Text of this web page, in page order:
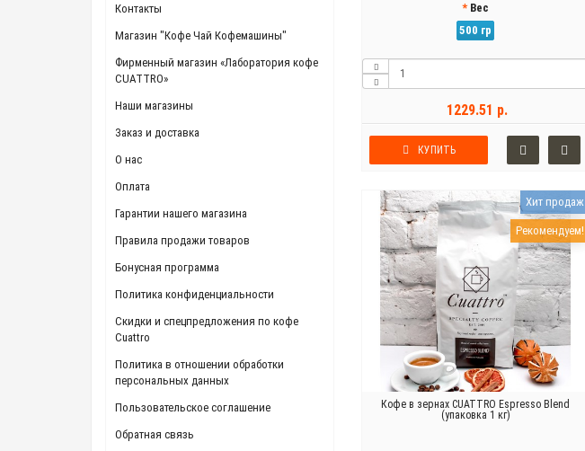
Контакты
Магазин "Кофе Чай Кофемашины"
Фирменный магазин «Лаборатория кофе
CUATTRO»
Наши магазины
Заказ и доставка
О нас
Оплата
Гарантии нашего магазина
Правила продажи товаров
Бонусная программа
Политика конфиденциальности
Скидки и спецпредложения по кофе
Cuattro
Политика в отношении обработки
персональных данных
Пользовательское соглашение
Обратная связь
Вес
500 гр
1229.51 р.
КУПИТЬ
Хит продаж
Рекомендуем!
Кофе в зернах CUATTRO Espresso Blend
(упаковка 1 кг)